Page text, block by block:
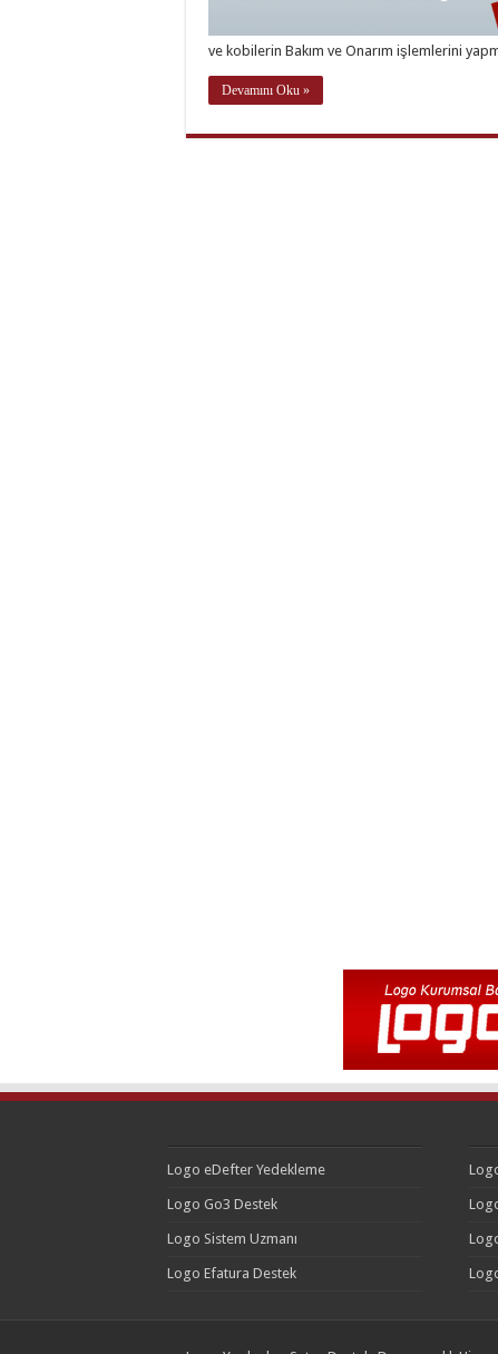
ve kobilerin Bakım ve Onarım işlemlerini
Devamını Oku »
Logo eDefter Yedekleme
Logo Go3 Destek
Logo Sistem Uzmanı
Logo Efatura Destek